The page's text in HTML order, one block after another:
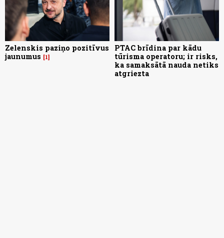
Zelenskis paziņo pozitīvus
jaunumus
1
PTAC brīdina par kādu
tūrisma operatoru; ir risks,
ka samaksātā nauda netiks
atgriezta